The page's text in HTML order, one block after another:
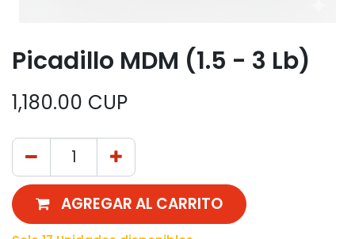
Picadillo MDM (1.5 - 3 Lb)
1,180.00 CUP
AGREGAR AL CARRITO